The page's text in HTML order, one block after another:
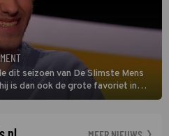
dit seizoen van De Slimste Mens
is dan ook de grote favoriet in
inbreng, want komiek